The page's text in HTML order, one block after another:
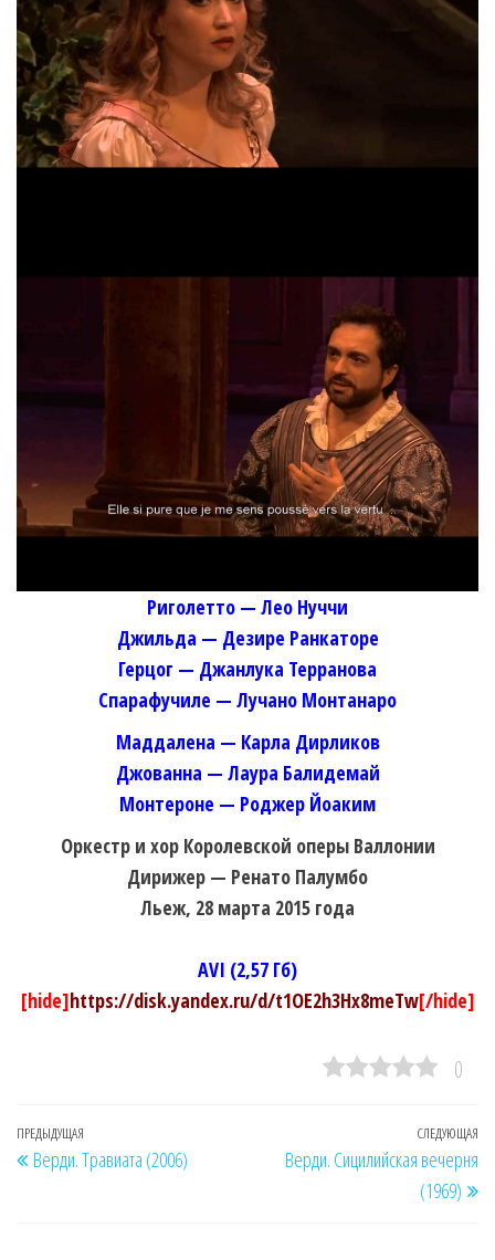
Риголетто — Лео Нуччи
Джильда — Дезире Ранкаторе
Герцог — Джанлука Терранова
Спарафучиле — Лучано Монтанаро
Маддалена — Карла Дирликов
Джованна — Лаура Балидемай
Монтероне — Роджер Йоаким
Оркестр и хор Королевской оперы Валлонии
Дирижер — Ренато Палумбо
Льеж, 28 марта 2015 года
AVI (2,57 Гб)
[hide]https://disk.yandex.ru/d/t1OE2h3Hx8meTw[/hide]
0
Навигация
по
Предыдущая
запись
ПРЕДЫДУЩАЯ
Верди. Травиата (2006)
СЛЕДУЮЩАЯ
Верди. Сицилийская вечерня
(1969)